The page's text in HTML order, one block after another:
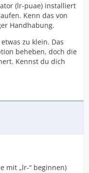
(lr-puae) installiert
Kenn das von
Handhabung.
zu klein. Das
beheben, doch die
Kennst du dich
mit „lr-“ beginnen)